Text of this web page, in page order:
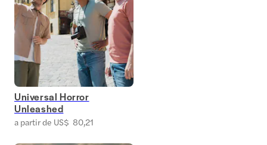
Universal Horror
Unleashed
a partir de US$ 80,21